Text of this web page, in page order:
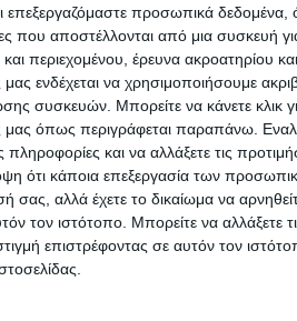
επεξεργαζόμαστε προσωπικά δεδομένα,
που αποστέλλονται από μια συσκευή
και περιεχομένου, έρευνα ακροατηρίου
μας ενδέχεται να χρησιμοποιήσουμε
συσκευών. Μπορείτε να κάνετε κλικ
μας όπως περιγράφεται παραπάνω.
πληροφορίες και να αλλάξετε τις
ότι κάποια επεξεργασία των
σας, αλλά έχετε το δικαίωμα να
τον ιστότοπο. Μπορείτε να αλλάξετε
επιστρέφοντας σε αυτόν τον
εφημερίδα ΝΕΟΣ ΑΓΩΝ στο
περιοχή της Καρδίτσας και ευρύτερα
Σε πλήρη εξέλιξη